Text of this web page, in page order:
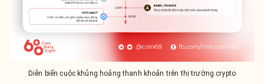
Diễn biến cuộc khủng hoảng thanh khoản trên thị trường crypto